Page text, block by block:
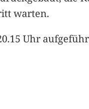
warten.
Uhr